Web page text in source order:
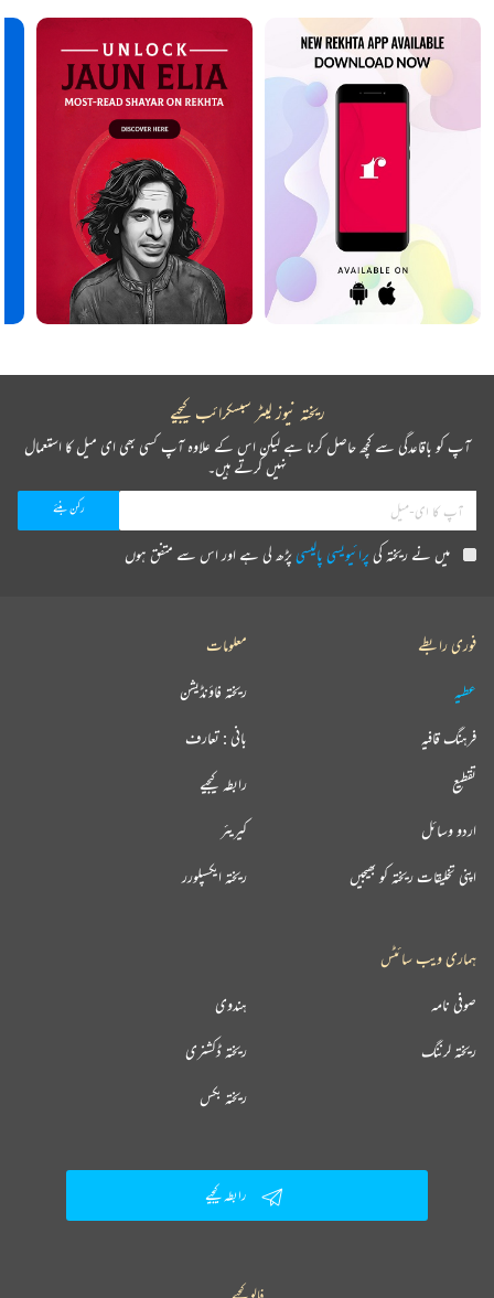
ریختہ نیوز لیٹر سبسکرائب کیجیے
آپ کو باقاعدگی سے کچھ حاصل کرنا ہے لیکن اس کے علاوہ آپ کسی بھی ای میل کا استعمال
نہیں کرتے ہیں۔
میں نے ریختہ کیپرائیویسی پالیسیپڑھ لی ہے اور اس سے متفق ہوں
فوری رابطے
عطیہ
فرہنگ قافیہ
تقطیع
اردو وسائل
اپنی تخلیقات ریختہ کو بھیجیں
معلومات
ریختہ فاؤنڈیشن
بانی : تعارف
رابطہ کیجیے
کیریئر
ریختہ ایکسپلورر
ہماری ویب سائٹس
ہندوی صوفی نامہ
ریختہ ڈکشنری ریختہ لرننگ
ریختہ بکس
رابطہ کیجیے
فالو کیجیے